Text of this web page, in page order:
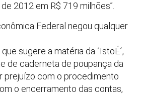
2012 em R$ 719 milhões”.
Federal negou qualquer
sugere a matéria da ´IstoÉ´,
de caderneta de poupança da
prejuízo com o procedimento
o encerramento das contas,